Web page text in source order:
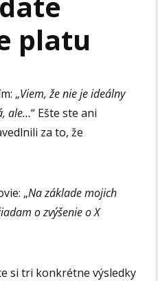
platu
„Viem, že nie je ideálny
ale…“ Ešte ste ani
za to, že
„Na základe mojich
o zvýšenie o X
si tri konkrétne výsledky